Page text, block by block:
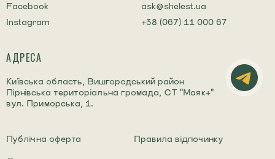
Facebook
Instagram
ask@shelest.ua
+38 (067) 11 000 67
АДРЕСА
Київська область, Вишгородський район
Пірнівська територіальна громада, СТ "Маяк+"
вул. Приморська, 1.
Публічна оферта Правила відпочинку